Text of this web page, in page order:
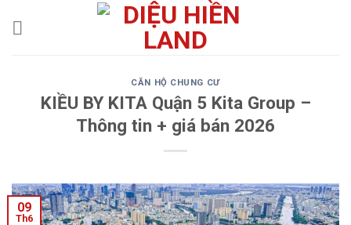
CĂN HỘ CHUNG CƯ
KIỀU BY KITA Quận 5 Kita Group –
Thông tin + giá bán 2026
09
Th6